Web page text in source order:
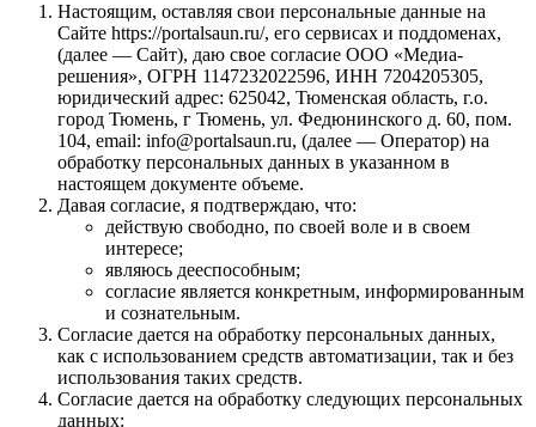
Настоящим, оставляя свои персональные данные на
Сайте https://portalsaun.ru/, его сервисах и поддоменах,
(далее — Сайт), даю свое согласие ООО «Медиа-
решения», ОГРН 1147232022596, ИНН 7204205305,
юридический адрес: 625042, Тюменская область, г.о.
город Тюмень, г Тюмень, ул. Федюнинского д. 60, пом.
104, email: info@portalsaun.ru, (далее — Оператор) на
обработку персональных данных в указанном в
настоящем документе объеме.
Давая согласие, я подтверждаю, что:
действую свободно, по своей воле и в своем
интересе;
являюсь дееспособным;
согласие является конкретным, информированным
и сознательным.
Согласие дается на обработку персональных данных,
как с использованием средств автоматизации, так и без
использования таких средств.
Согласие дается на обработку следующих персональных
данных: